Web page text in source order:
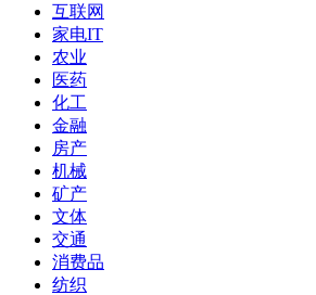
互联网
家电IT
农业
医药
化工
金融
房产
机械
矿产
文体
交通
消费品
纺织